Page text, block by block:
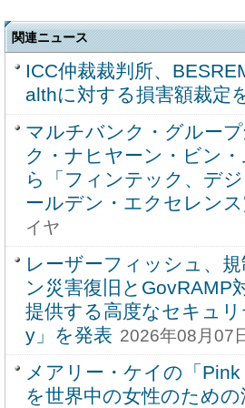
関連ニュース
ICC仲裁裁判所、
althに対する損害額裁定
マルチバンク・グルー
ク・ナヒヤーン・ビン
ら「フィンテック、デ
ールデン・エクセレン
イヤ
レーザーフィッシュ、
ン災害復旧とGovRAMP
提供する高度なセキュ
y」を発表 2026年08月07
メアリー・ケイの「
を世界中の女性のため